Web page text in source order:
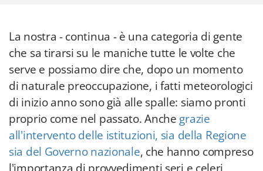
La nostra - continua - è una categoria di gente
che sa tirarsi su le maniche tutte le volte che
serve e possiamo dire che, dopo un momento
di naturale preoccupazione, i fatti meteorologici
di inizio anno sono già alle spalle: siamo pronti
proprio come nel passato. Anche grazie
all'intervento delle istituzioni, sia della Regione
sia del Governo nazionale, che hanno compreso